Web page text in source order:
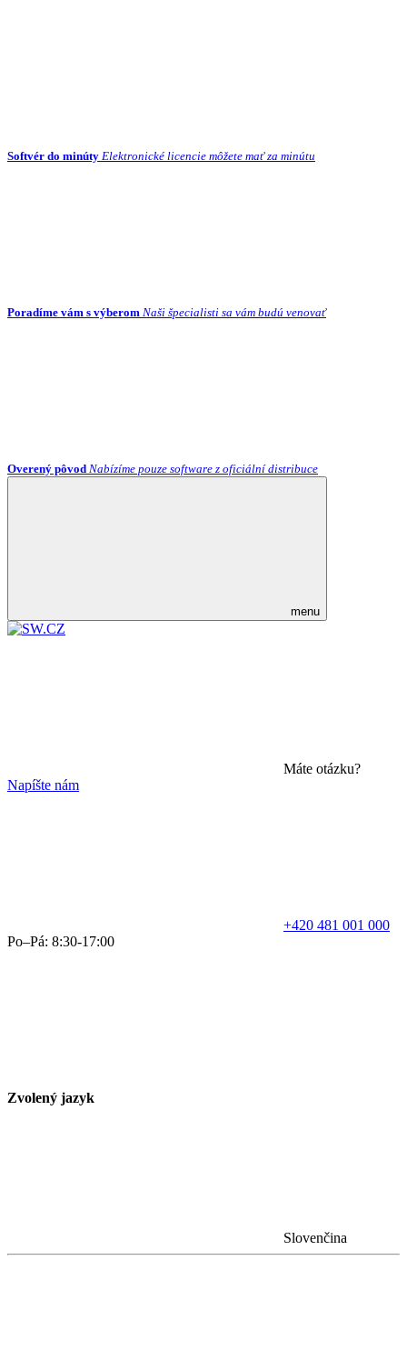
Softvér do minúty Elektronické licencie môžete mať za minútu
Poradíme vám s výberom Naši špecialisti sa vám budú venovať
Overený pôvod Nabízíme pouze software z oficiální distribuce
menu
Máte otázku?
Napíšte nám
+420 481 001 000
Po–Pá: 8:30-17:00
Zvolený jazyk
Slovenčina